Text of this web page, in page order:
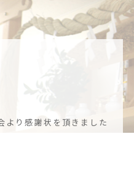
より感謝状を頂きました